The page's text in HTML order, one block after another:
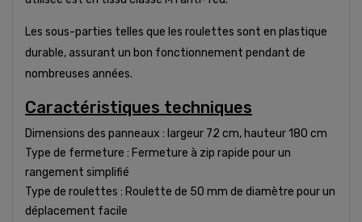
Les sous-parties telles que les roulettes sont en plastique
durable, assurant un bon fonctionnement pendant de
nombreuses années.
Caractéristiques techniques
Dimensions des panneaux : largeur 72 cm, hauteur 180 cm
Type de fermeture : Fermeture à zip rapide pour un
rangement simplifié
Type de roulettes : Roulette de 50 mm de diamètre pour un
déplacement facile